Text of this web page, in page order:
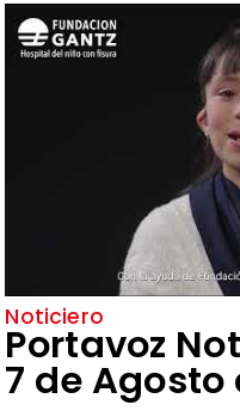
Noticiero
Portavoz
7 de Agosto